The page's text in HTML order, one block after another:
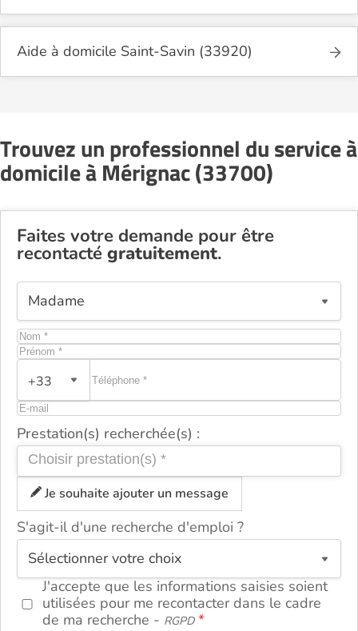
Aide à domicile Saint-Savin (33920)
Trouvez un professionnel du service à
domicile à Mérignac (33700)
Faites votre demande pour être
recontacté gratuitement.
+33
Prestation(s) recherchée(s) :
Je souhaite ajouter un message
S'agit-il d'une recherche d'emploi ?
J'accepte que les informations saisies soient
utilisées pour me recontacter dans le cadre
de ma recherche - RGPD
ou